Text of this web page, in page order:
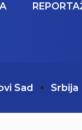
Sad Srbija